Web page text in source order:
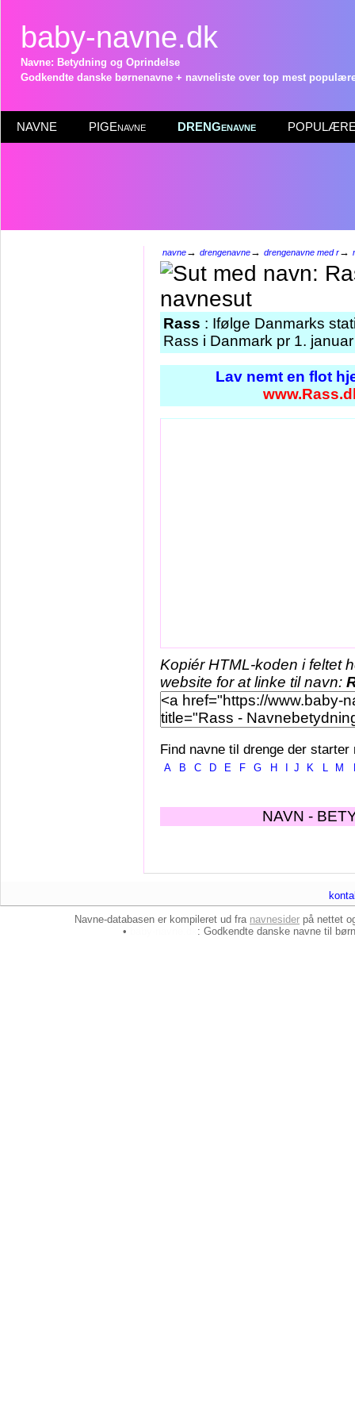
baby-navne.dk
Navne: Betydning og Oprindelse
Godkendte danske børnenavne + navneliste over top mest
NAVNE PIGEnavne DRENGenavne POPULÆRE
navne→ drengenavne→ drengenavne med r→
Rass : Ifølge Danmarks
Rass i Danmark pr 1.
Lav nemt en flot
Kopiér HTML-koden i feltet
website for at linke til navn:
Find navne til drenge der starter
A B C D E F G H J K L M
NAVN -
Navne-databasen er kompileret ud fra navnesider på nettet
•
: Godkendte danske navne til børn